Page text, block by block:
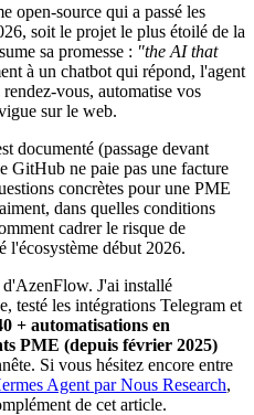
open-source qui a passé les
soit le projet le plus étoilé de la
sa promesse : "the AI that
à un chatbot qui répond, l'agent
vous, automatise vos
sur le web.
documenté (passage devant
GitHub ne paie pas une facture
concrètes pour une PME
dans quelles conditions
cadrer le risque de
l'écosystème début 2026.
d'AzenFlow. J'ai installé
testé les intégrations Telegram et
+ automatisations en
PME (depuis février 2025)
Si vous hésitez encore entre
Agent parNous Research,
de cet article.